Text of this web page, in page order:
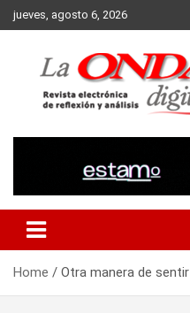
Skip
to
jueves, agosto 6, 2026
Home Otra manera de sentir